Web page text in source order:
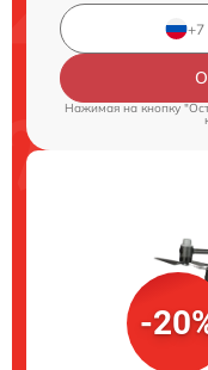
Нажимая на кнопку
-